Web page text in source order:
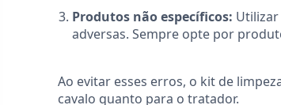
Produtos não específicos:
adversas. Sempre opte por
Ao evitar esses erros, o kit de
cavalo quanto para o tratador.